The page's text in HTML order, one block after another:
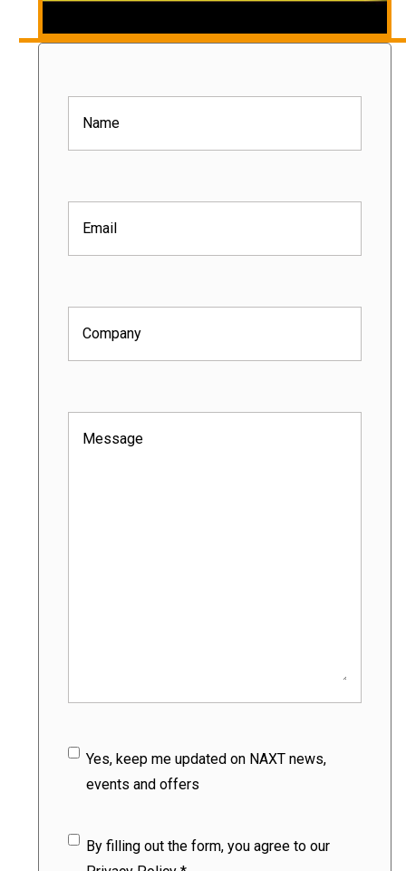
Company
Message(Obligatorio)
Subscribe
Yes, keep me updated on NAXT news,
events and offers
Privacy Policy(Obligatorio)
By filling out the form, you agree to our